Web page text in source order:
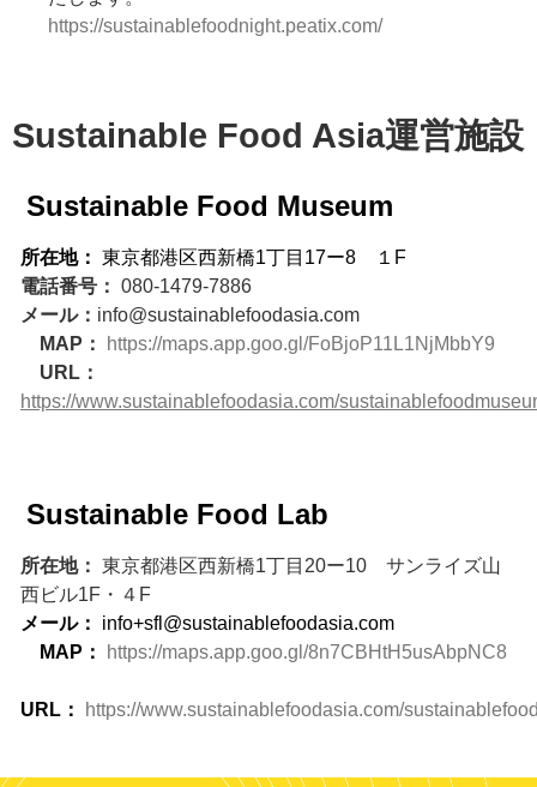
https://sustainablefoodnight.peatix.com/
Sustainable Food Asia運営施設
Sustainable Food Museum
所在地： 東京都港区西新橋1丁目17ー8
１F
電話番号： 080-1479-7886
メール： info@sustainablefoodasia.com
MAP：
https://maps.app.goo.gl/FoBjoP11L1NjMbbY9
URL：
https://www.sustainablefoodasia.com/
Sustainable Food Lab
所在地： 東京都港区西新橋1丁目20ー10 サンライズ山
西ビル1F・４F
メール：
info+sfl@sustainablefoodasia.com
MAP：
https://maps.app.goo.gl/8n7CBHtH5usAbpNC8
URL： https://www.sustainablefoodasia.com/